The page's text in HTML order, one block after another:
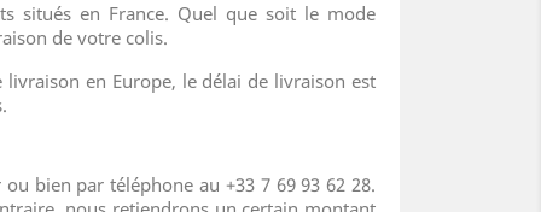
situés en France. Quel que soit le mode
de votre colis.
en Europe, le délai de livraison est
bien par téléphone au +33 7 69 93 62 28.